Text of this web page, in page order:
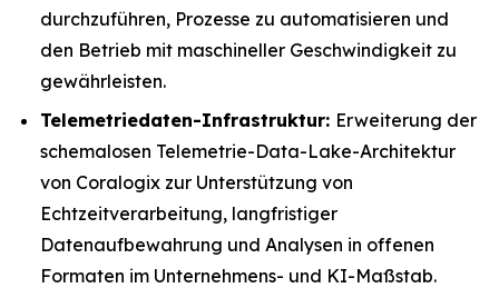
durchzuführen, Prozesse zu automatisieren und
den Betrieb mit maschineller Geschwindigkeit zu
gewährleisten.
Telemetriedaten-Infrastruktur: Erweiterung der
schemalosen Telemetrie-Data-Lake-Architektur
von Coralogix zur Unterstützung von
Echtzeitverarbeitung, langfristiger
Datenaufbewahrung und Analysen in offenen
Formaten im Unternehmens- und KI-Maßstab.